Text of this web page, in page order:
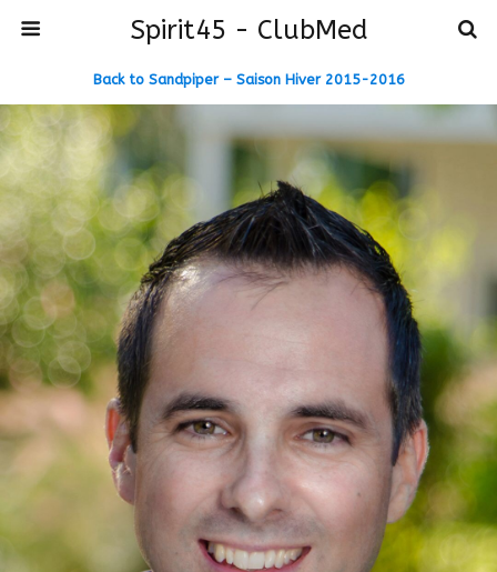
Spirit45 - ClubMed
Back to Sandpiper – Saison Hiver 2015-2016